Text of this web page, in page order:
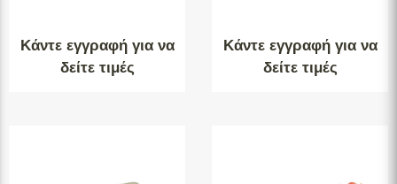
Κάντε εγγραφή για να
δείτε τιμές
Κάντε εγγραφή για να
δείτε τιμές